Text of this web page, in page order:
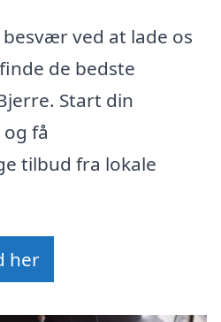
ved at lade os
de bedste
Start din
få
tilbud fra lokale
her